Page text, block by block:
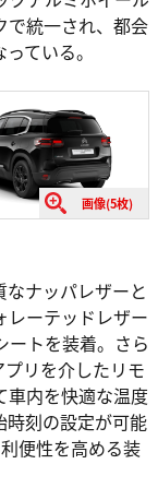
で統一され、都会
ている。
画像(5枚)
ナッパレザーと
レーテッドレザー
ートを装着。さら
リを介したリモ
車内を快適な温度
時刻の設定が可能
便性を高める装